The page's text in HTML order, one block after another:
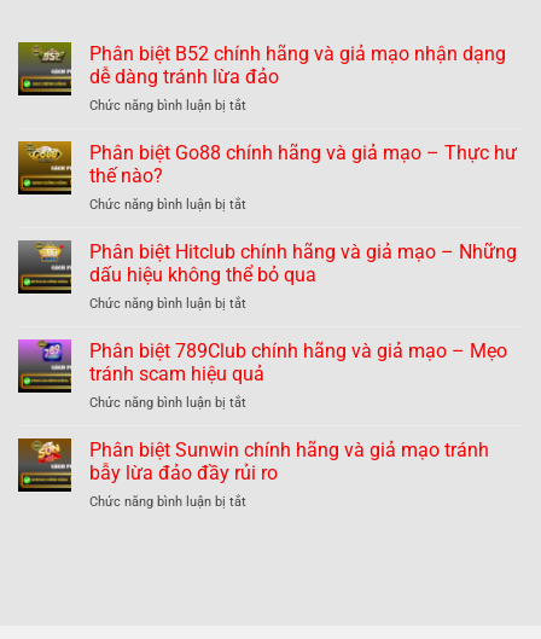
Phân biệt B52 chính hãng và giả mạo nhận dạng
dễ dàng tránh lừa đảo
Chức năng bình luận bị tắt
biệt
hãng
giả
mạo
dạng
dàng
tránh
đảo
Phân biệt Go88 chính hãng và giả mạo – Thực hư
thế nào?
Chức năng bình luận bị tắt
biệt
Go88
chính
hãng
giả
mạo
Thực
thế
nào?
Phân biệt Hitclub chính hãng và giả mạo – Những
dấu hiệu không thể bỏ qua
Chức năng bình luận bị tắt
biệt
Hitclub
chính
hãng
giả
mạo
Những
Phân biệt 789Club chính hãng và giả mạo – Mẹo
tránh scam hiệu quả
Chức năng bình luận bị tắt
biệt
789Club
chính
hãng
Phân biệt Sunwin chính hãng và giả mạo tránh
bẫy lừa đảo đầy rủi ro
Chức năng bình luận bị tắt